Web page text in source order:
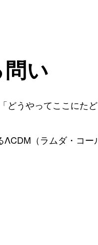
い
どうやってここにた
ΛCDM（ラムダ・コー